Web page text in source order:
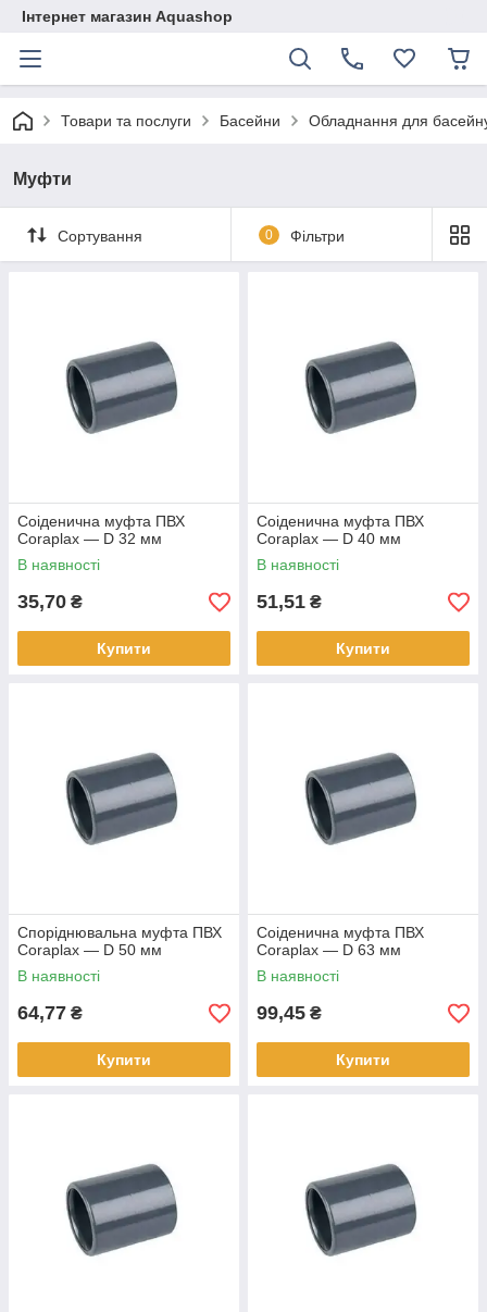
Інтернет магазин Aquashop
Товари та послуги Басейни Обладнання для
Муфти
Сортування 0 Фільтри
Соіденична муфта ПВХ
Coraplax — D 32 мм
В наявності
35,70 ₴
Купити
Соіденична муфта ПВХ
Coraplax — D 40 мм
В наявності
51,51 ₴
Купити
Споріднювальна муфта ПВХ
Coraplax — D 50 мм
В наявності
64,77 ₴
Купити
Соіденична муфта ПВХ
Coraplax — D 63 мм
В наявності
99,45 ₴
Купити